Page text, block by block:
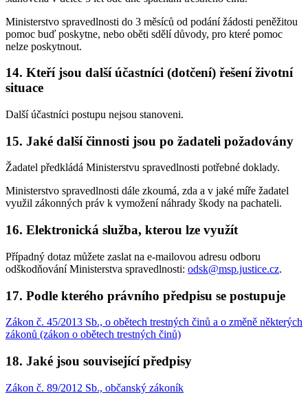
Ministerstvo spravedlnosti do 3 měsíců od podání žádosti peněžitou
pomoc buď poskytne, nebo oběti sdělí důvody, pro které pomoc
nelze poskytnout.
14. Kteří jsou další účastníci (dotčení) řešení životní
situace
Další účastníci postupu nejsou stanoveni.
15. Jaké další činnosti jsou po žadateli požadovány
Žadatel předkládá Ministerstvu spravedlnosti potřebné doklady.
Ministerstvo spravedlnosti dále zkoumá, zda a v jaké míře žadatel
využil zákonných práv k vymožení náhrady škody na pachateli.
16. Elektronická služba, kterou lze využít
Případný dotaz můžete zaslat na e-mailovou adresu odboru
odškodňování Ministerstva spravedlnosti: odsk@msp.justice.cz.
17. Podle kterého právního předpisu se postupuje
Zákon č. 45/2013 Sb., o obětech trestných činů a o změně některých
zákonů (zákon o obětech trestných činů)
18. Jaké jsou související předpisy
Zákon č. 89/2012 Sb., občanský zákoník